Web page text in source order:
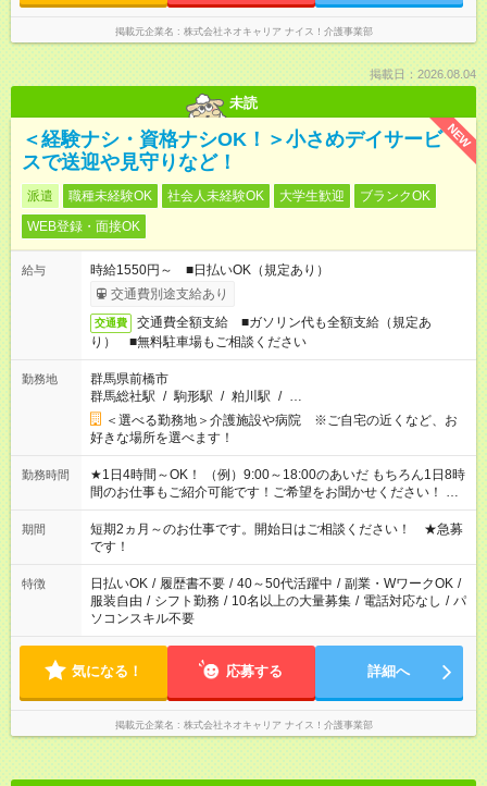
掲載元企業名 株式会社ネオキャリア ナイス！介護事業部
掲載日：2026.08.04
未読
NEW
＜経験ナシ・資格ナシOK！＞小さめデイサービ
スで送迎や見守りなど！
派遣 職種未経験OK 社会人未経験OK 大学生歓迎
ブランクOK
WEB登録・面接OK
給与
時給1550円～ ■日払いOK（規定あり）
交通費別途支給あり
交通費
交通費全額支給 ■ガソリン代も全額支給（規定あ
り） ■無料駐車場もご相談ください
勤務地
群馬県前橋市
群馬総社駅 / 駒形駅 / 粕川駅 / …
＜選べる勤務地＞介護施設や病院 ※ご自宅の近くなど、お
好きな場所を選べます！
勤務時間
★1日4時間～OK！ （例）9:00～18:00のあいだ もちろん1日8時
間のお仕事もご紹介可能です！ご希望をお聞かせください！ ★
家庭の都合でお休みが必要な場合も遠慮なくご相談ください。
※週最低15時間以上の勤務が必要です
期間
短期2ヵ月～のお仕事です。開始日はご相談ください！ ★急募
です！
特徴 日払いOK / 履歴書不要 / 40～50代活躍中 / 副業・WワークOK /
服装自由 / シフト勤務 / 10名以上の大量募集 / 電話対応なし / パ
ソコンスキル不要
気になる！ 応募する 詳細へ
掲載元企業名 株式会社ネオキャリア ナイス！介護事業部